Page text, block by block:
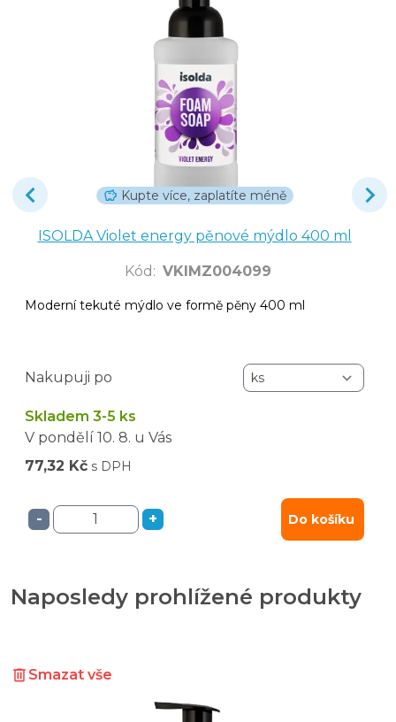
Kupte více, zaplatíte méně
ISOLDA Violet energy pěnové mýdlo 400 ml
Kód : VKIMZ004099
Moderní tekuté mýdlo ve formě pěny 400 ml
Nakupuji po
Skladem 3-5 ks
V pondělí 10. 8. u Vás
77,32 Kč s DPH
- + Do košíku
Naposledy prohlížené produkty
Smazat vše